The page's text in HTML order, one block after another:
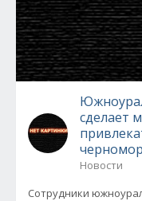
сделает
Новости
Сотрудники